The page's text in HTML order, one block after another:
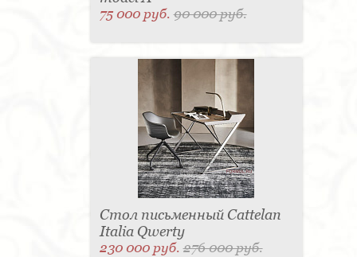
75 000 руб.90 000 руб.
Стол письменный Cattelan
Italia Qwerty
230 000 руб.276 000 руб.